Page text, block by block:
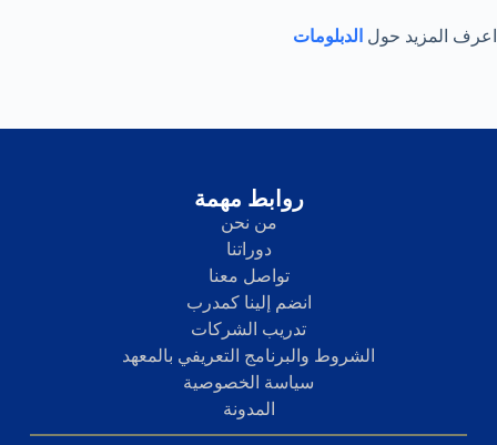
اعرف المزيد حول الدبلومات
روابط مهمة
من نحن
دوراتنا
تواصل معنا
انضم إلينا كمدرب
تدريب الشركات
الشروط والبرنامج التعريفي بالمعهد
سياسة الخصوصية
المدونة